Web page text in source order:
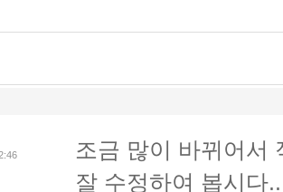
조금 많이 바뀌어서
잘 수정하여 봅시다..